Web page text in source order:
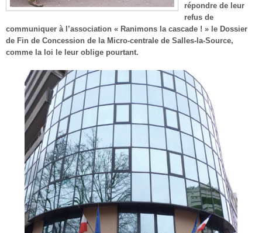
répondre de leur
refus de
communiquer à l’association « Ranimons la cascade ! » le Dossier
de Fin de Concession de la Micro-centrale de Salles-la-Source,
comme la loi le leur oblige pourtant.